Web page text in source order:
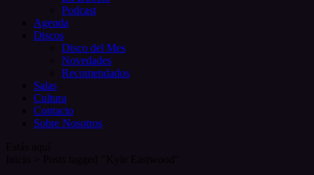
Podcast
Agenda
Discos
Disco del Mes
Novedades
Recomendados
Salas
Cultura
Contacto
Sobre Nosotros